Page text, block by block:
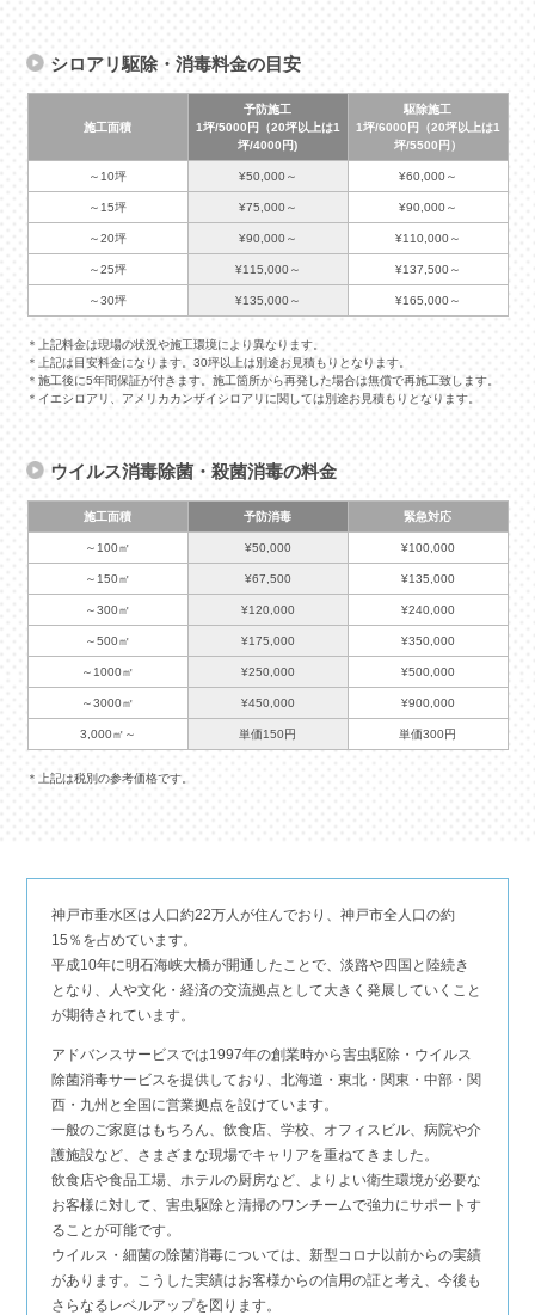
シロアリ駆除・消毒料金の目安
施工面積
予防施工
1坪/5000円（20坪以上は1
坪/4000円)
駆除施工
1坪/6000円（20坪以上は1
坪/5500円）
～10坪 ¥50,000～ ¥60,000～
～15坪 ¥75,000～ ¥90,000～
～20坪 ¥90,000～ ¥110,000～
～25坪 ¥115,000～ ¥137,500～
～30坪 ¥135,000～ ¥165,000～
＊上記料金は現場の状況や施工環境により異なります。
＊上記は目安料金になります。30坪以上は別途お見積もりとなります。
＊施工後に5年間保証が付きます。施工箇所から再発した場合は無償で再施工致します。
＊イエシロアリ、アメリカカンザイシロアリに関しては別途お見積もりとなります。
ウイルス消毒除菌・殺菌消毒の料金
施工面積 予防消毒 緊急対応
～100㎡ ¥50,000 ¥100,000
～150㎡ ¥67,500 ¥135,000
～300㎡ ¥120,000 ¥240,000
～500㎡ ¥175,000 ¥350,000
～1000㎡ ¥250,000 ¥500,000
～3000㎡ ¥450,000 ¥900,000
3,000㎡～ 単価150円 単価300円
＊上記は税別の参考価格です。
神戸市垂水区は人口約22万人が住んでおり、神戸市全人口の約
15％を占めています。
平成10年に明石海峡大橋が開通したことで、淡路や四国と陸続き
となり、人や文化・経済の交流拠点として大きく発展していくこと
が期待されています。
アドバンスサービスでは1997年の創業時から害虫駆除・ウイルス
除菌消毒サービスを提供しており、北海道・東北・関東・中部・関
西・九州と全国に営業拠点を設けています。
一般のご家庭はもちろん、飲食店、学校、オフィスビル、病院や介
護施設など、さまざまな現場でキャリアを重ねてきました。
飲食店や食品工場、ホテルの厨房など、よりよい衛生環境が必要な
お客様に対して、害虫駆除と清掃のワンチームで強力にサポートす
ることが可能です。
ウイルス・細菌の除菌消毒については、新型コロナ以前からの実績
があります。こうした実績はお客様からの信用の証と考え、今後も
さらなるレベルアップを図ります。